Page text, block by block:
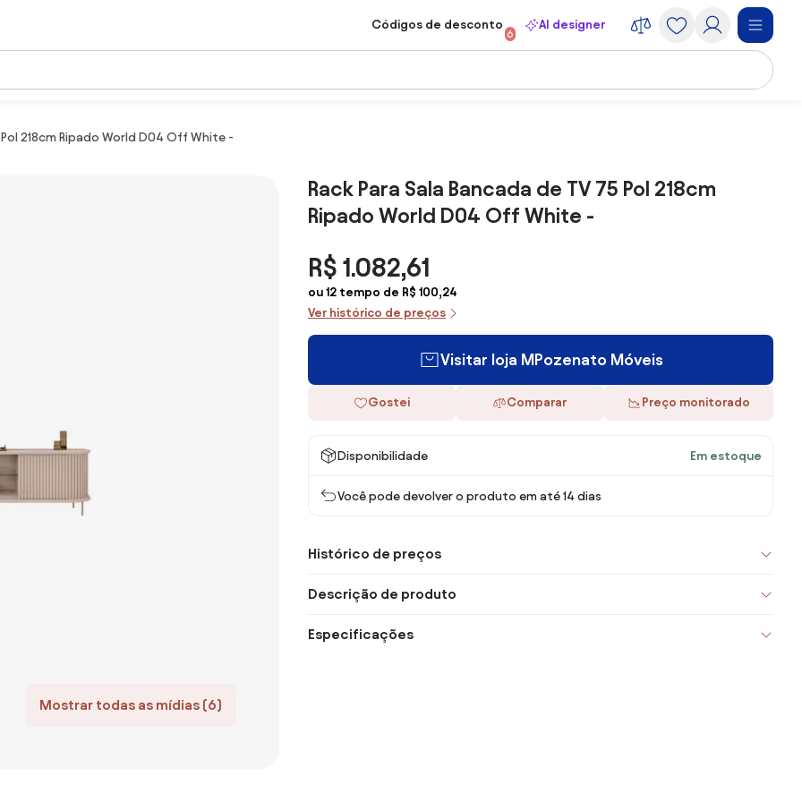
Códigos de desconto
6
AI designer
Pol 218cm Ripado World D04 Off White -
Mostrar todas as mídias (6)
Rack Para Sala Bancada de TV 75 Pol 218cm
Ripado World D04 Off White -
R$ 1.082,61
ou 12 tempo de R$ 100,24
Ver histórico de preços
Visitar loja MPozenato Móveis
Gostei Comparar Preço monitorado
Disponibilidade Em estoque
Você pode devolver o produto em até 14 dias
Histórico de preços
Descrição de produto
Especificações